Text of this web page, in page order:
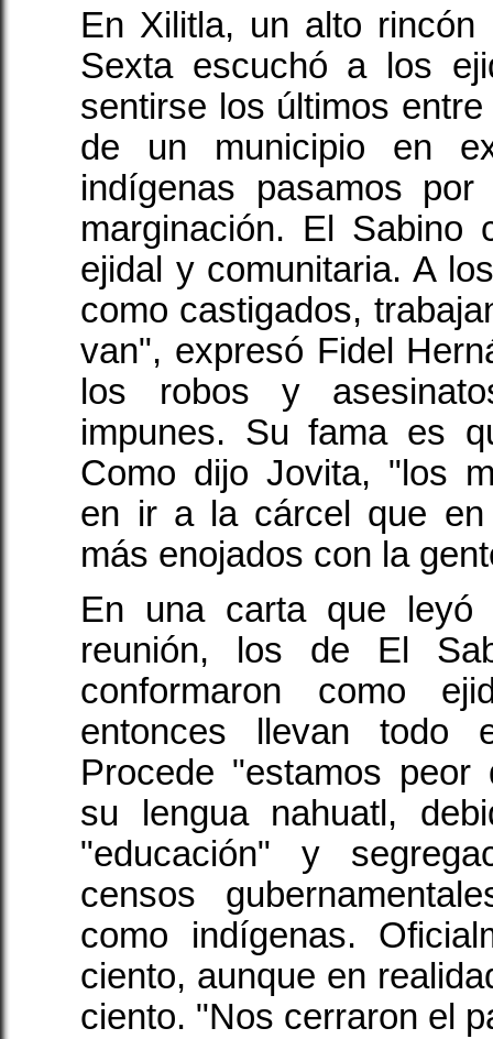
En Xilitla, un alto rincón
Sexta escuchó a los
sentirse los últimos
de un municipio en
indígenas pasamos
marginación. El Sabino
ejidal y comunitaria. A
como castigados,
van", expresó Fidel
los robos y
impunes. Su fama es
Como dijo Jovita, "los
en ir a la cárcel que
más enojados con la
En una carta que leyó
reunión, los de El
conformaron como
entonces llevan
Procede "estamos
su lengua nahuatl,
"educación" y
censos
como indígenas.
ciento, aunque en
ciento. "Nos cerraron el